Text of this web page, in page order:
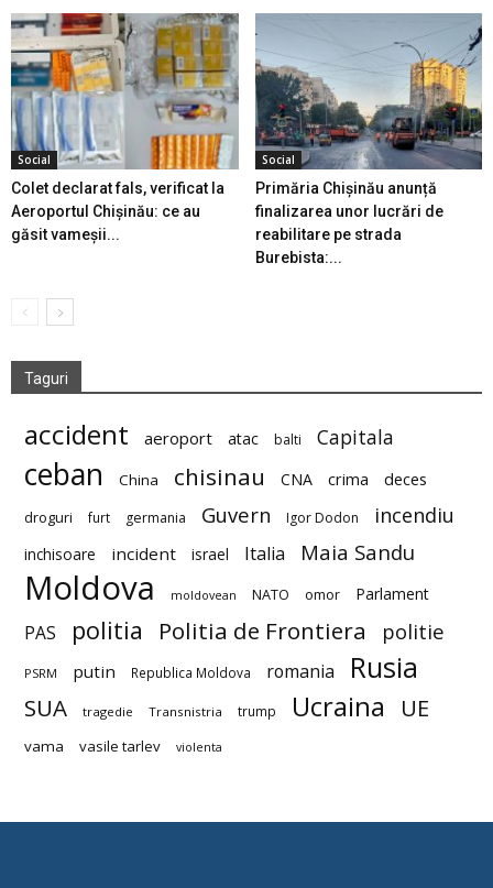
Social
Colet declarat fals, verificat la
Aeroportul Chișinău: ce au
găsit vameșii...
Social
Primăria Chișinău anunță
finalizarea unor lucrări de
reabilitare pe strada
Burebista:...
Taguri
accident aeroport atac balti Capitala
ceban China chisinau CNA crima deces
droguri furt germania Guvern Igor Dodon incendiu
inchisoare incident israel Italia Maia Sandu
Moldova moldovean NATO omor Parlament
PAS politia Politia de Frontiera politie
PSRM putin Republica Moldova romania Rusia
SUA tragedie Transnistria trump Ucraina UE
vama vasile tarlev violenta